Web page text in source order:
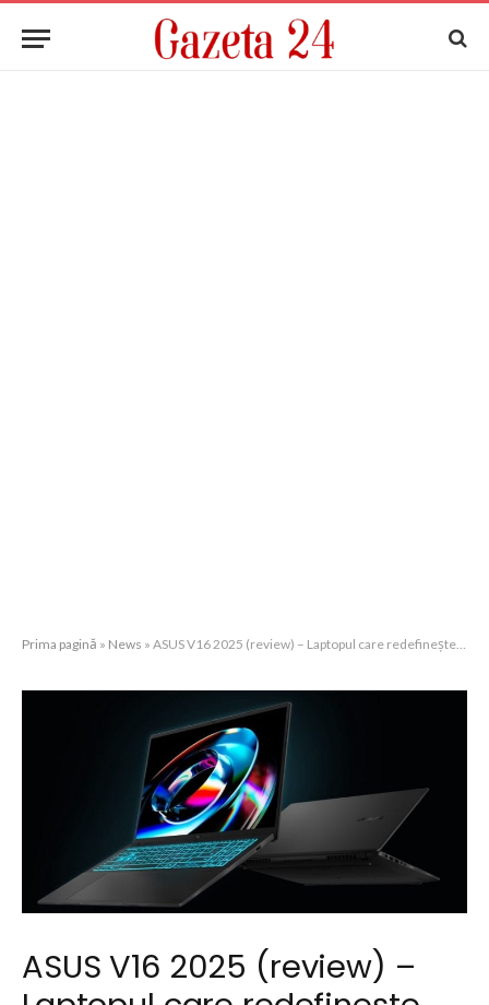
Prima pagină » News » ASUS V16 2025 (review) – Laptopul care redefinește performanța portabilă
ASUS V16 2025 (review) –